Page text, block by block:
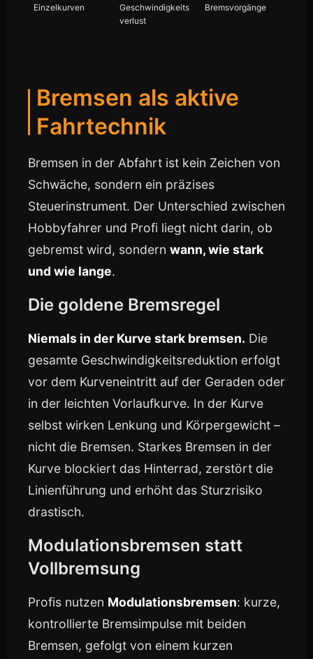
Einzelkurven
Geschwindigkeits
verlust
Bremsvorgänge
Bremsen als aktive
Fahrtechnik
Bremsen in der Abfahrt ist kein Zeichen von
Schwäche, sondern ein präzises
Steuerinstrument. Der Unterschied zwischen
Hobbyfahrer und Profi liegt nicht darin, ob
gebremst wird, sondern wann, wie stark
und wie lange.
Die goldene Bremsregel
Niemals in der Kurve stark bremsen. Die
gesamte Geschwindigkeitsreduktion erfolgt
vor dem Kurveneintritt auf der Geraden oder
in der leichten Vorlaufkurve. In der Kurve
selbst wirken Lenkung und Körpergewicht –
nicht die Bremsen. Starkes Bremsen in der
Kurve blockiert das Hinterrad, zerstört die
Linienführung und erhöht das Sturzrisiko
drastisch.
Modulationsbremsen statt
Vollbremsung
Profis nutzen Modulationsbremsen: kurze,
kontrollierte Bremsimpulse mit beiden
Bremsen, gefolgt von einem kurzen